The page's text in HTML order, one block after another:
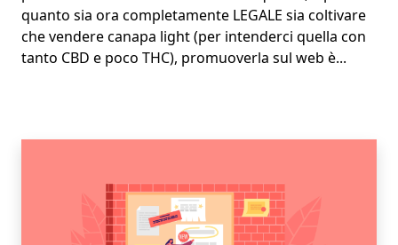
quanto sia ora completamente LEGALE sia coltivare
che vendere canapa light (per intenderci quella con
tanto CBD e poco THC), promuoverla sul web è...